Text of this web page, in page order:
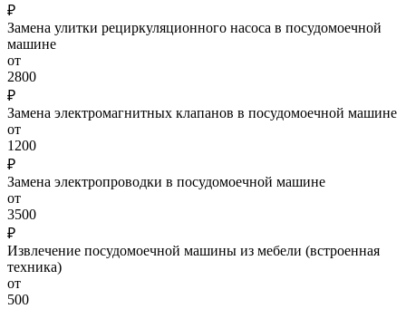
₽
Замена улитки рециркуляционного насоса в посудомоечной
машине
от
2800
₽
Замена электромагнитных клапанов в посудомоечной машине
от
1200
₽
Замена электропроводки в посудомоечной машине
от
3500
₽
Извлечение посудомоечной машины из мебели (встроенная
техника)
от
500